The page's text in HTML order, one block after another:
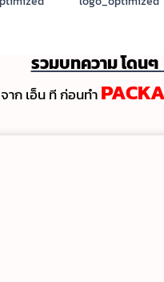
รวมบทความ โดนๆ
จาก เอ็น ที ก่อนทํา